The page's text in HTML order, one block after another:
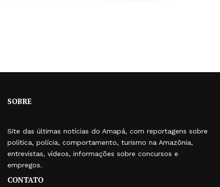
SOBRE
Site das últimas notícias do Amapá, com reportagens sobre
política, polícia, comportamento, turismo na Amazônia,
entrevistas, vídeos, informações sobre concursos e
empregos.
CONTATO